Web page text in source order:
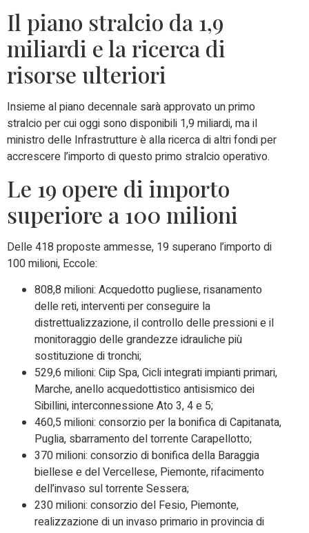
Il piano stralcio da 1,9
miliardi e la ricerca di
risorse ulteriori
Insieme al piano decennale sarà approvato un primo
stralcio per cui oggi sono disponibili 1,9 miliardi, ma il
ministro delle Infrastrutture è alla ricerca di altri fondi per
accrescere l’importo di questo primo stralcio operativo.
Le 19 opere di importo
superiore a 100 milioni
Delle 418 proposte ammesse, 19 superano l’importo di
100 milioni, Eccole:
808,8 milioni: Acquedotto pugliese, risanamento
delle reti, interventi per conseguire la
distrettualizzazione, il controllo delle pressioni e il
monitoraggio delle grandezze idrauliche più
sostituzione di tronchi;
529,6 milioni: Ciip Spa, Cicli integrati impianti primari,
Marche, anello acquedottistico antisismico dei
Sibillini, interconnessione Ato 3, 4 e 5;
460,5 milioni: consorzio per la bonifica di Capitanata,
Puglia, sbarramento del torrente Carapellotto;
370 milioni: consorzio di bonifica della Baraggia
biellese e del Vercellese, Piemonte, rifacimento
dell’invaso sul torrente Sessera;
230 milioni: consorzio del Fesio, Piemonte,
realizzazione di un invaso primario in provincia di